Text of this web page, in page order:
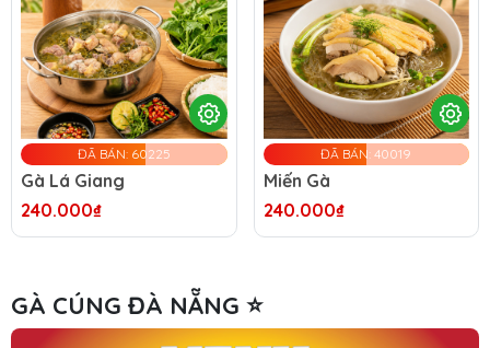
ĐÃ BÁN: 60225
Gà Lá Giang
240.000₫
ĐÃ BÁN: 40019
Miến Gà
240.000₫
GÀ CÚNG ĐÀ NẴNG ⭐️